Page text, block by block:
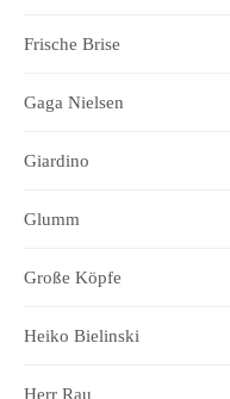
Frische Brise
Gaga Nielsen
Giardino
Glumm
Große Köpfe
Heiko Bielinski
Herr Rau